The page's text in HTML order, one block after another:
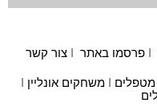
פרסמו באתר צור קשר
משחקים אונליין